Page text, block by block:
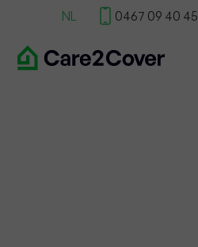
0467 09 40 45
NL